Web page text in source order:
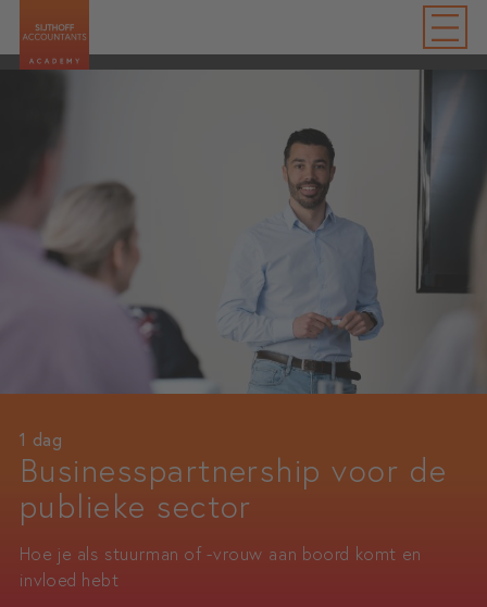
1 dag
Businesspartnership voor de
publieke sector
Hoe je als stuurman of -vrouw aan boord komt en
invloed hebt